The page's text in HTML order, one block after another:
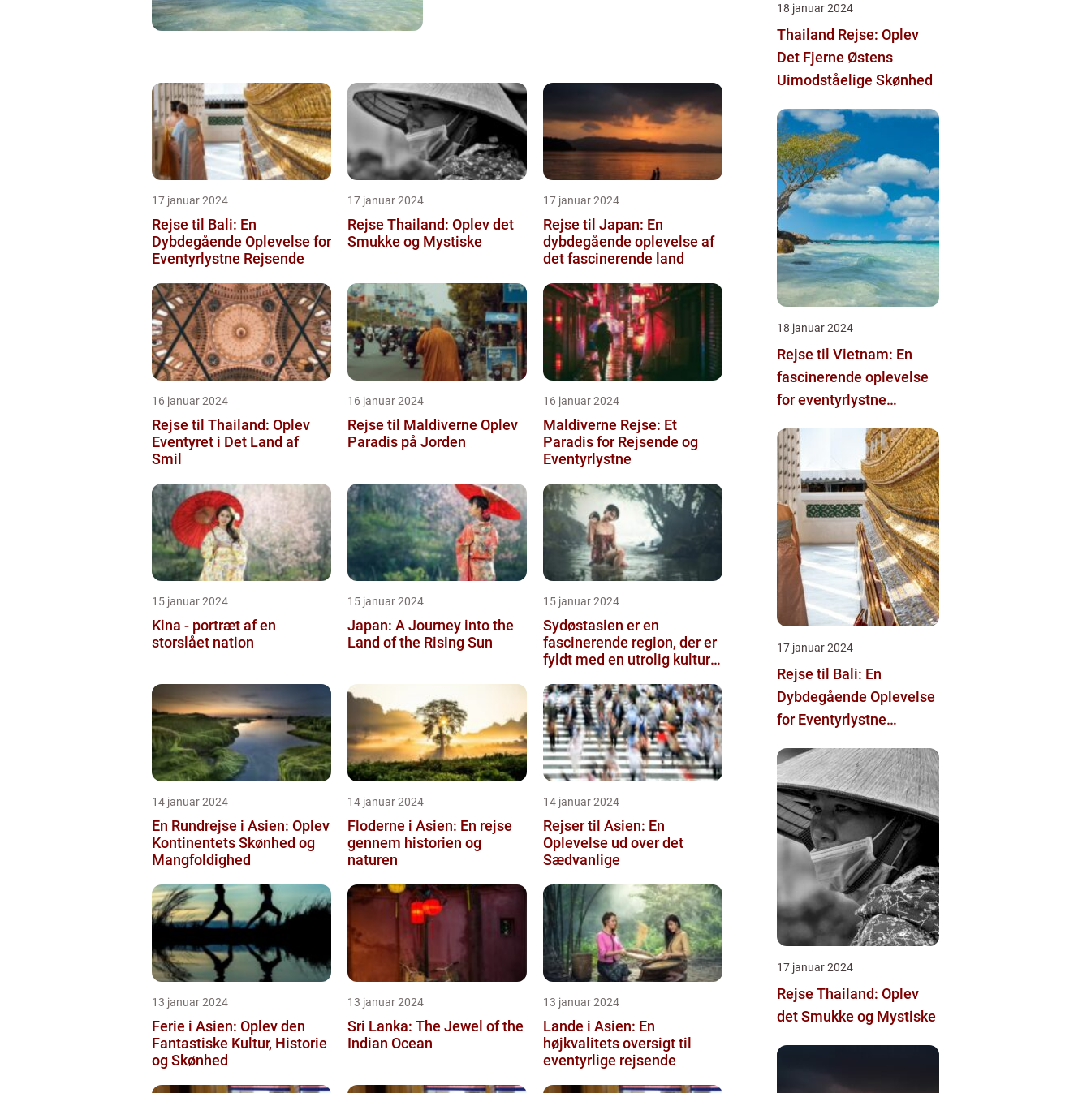
17 januar 2024
Rejse til Bali: En
Dybdegående Oplevelse for
Eventyrlystne Rejsende
17 januar 2024
Rejse Thailand: Oplev det
Smukke og Mystiske
17 januar 2024
Rejse til Japan: En
dybdegående oplevelse af
det fascinerende land
16 januar 2024
Rejse til Thailand: Oplev
Eventyret i Det Land af
Smil
16 januar 2024
Rejse til Maldiverne Oplev
Paradis på Jorden
16 januar 2024
Maldiverne Rejse: Et
Paradis for Rejsende og
Eventyrlystne
15 januar 2024
Kina - portræt af en
storslået nation
15 januar 2024
Japan: A Journey into the
Land of the Rising Sun
15 januar 2024
Sydøstasien er en
fascinerende region, der er
fyldt med en utrolig kulturel
14 januar 2024
En Rundrejse i Asien: Oplev
Kontinentets Skønhed og
Mangfoldighed
14 januar 2024
Floderne i Asien: En rejse
gennem historien og
naturen
14 januar 2024
Rejser til Asien: En
Oplevelse ud over det
Sædvanlige
13 januar 2024
Ferie i Asien: Oplev den
Fantastiske Kultur, Historie
og Skønhed
13 januar 2024
Sri Lanka: The Jewel of the
Indian Ocean
13 januar 2024
Lande i Asien: En
højkvalitets oversigt til
eventyrlige rejsende
18 januar 2024
Thailand Rejse: Oplev
Det Fjerne Østens
Uimodståelige Skønhed
18 januar 2024
Rejse til Vietnam: En
fascinerende oplevelse
for eventyrlystne
17 januar 2024
Rejse til Bali: En
Dybdegående Oplevelse
for Eventyrlystne
17 januar 2024
Rejse Thailand: Oplev
det Smukke og Mystiske